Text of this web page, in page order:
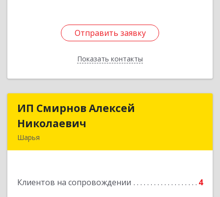
Отправить заявку
Показать контакты
Отправить заявку
Назад
ИП Смирнов Алексей
Николаевич
Шарья
Клиентов на сопровождении 4
ИП Смирнов Алексей